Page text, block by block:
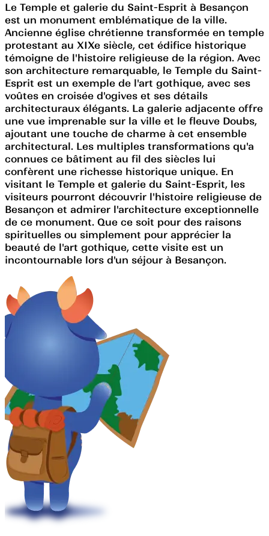
Le Temple et galerie du Saint-Esprit à Besançon
est un monument emblématique de la ville.
Ancienne église chrétienne transformée en temple
protestant au XIXe siècle, cet édifice historique
témoigne de l'histoire religieuse de la région. Avec
son architecture remarquable, le Temple du Saint-
Esprit est un exemple de l'art gothique, avec ses
voûtes en croisée d'ogives et ses détails
architecturaux élégants. La galerie adjacente offre
une vue imprenable sur la ville et le fleuve Doubs,
ajoutant une touche de charme à cet ensemble
architectural. Les multiples transformations qu'a
connues ce bâtiment au fil des siècles lui
confèrent une richesse historique unique. En
visitant le Temple et galerie du Saint-Esprit, les
visiteurs pourront découvrir l'histoire religieuse de
Besançon et admirer l'architecture exceptionnelle
de ce monument. Que ce soit pour des raisons
spirituelles ou simplement pour apprécier la
beauté de l'art gothique, cette visite est un
incontournable lors d'un séjour à Besançon.